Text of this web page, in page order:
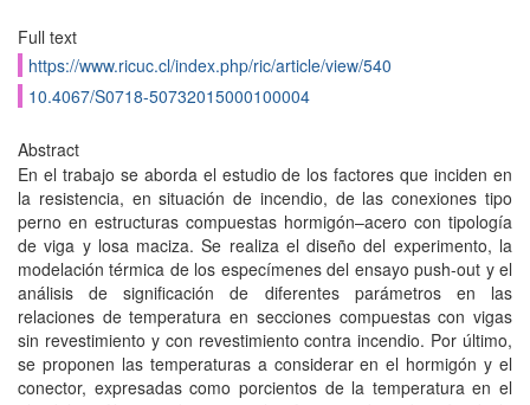
Full text
https://www.ricuc.cl/index.php/ric/article/view/540
10.4067/S0718-50732015000100004
Abstract
En el trabajo se aborda el estudio de los factores que inciden en
la resistencia, en situación de incendio, de las conexiones tipo
perno en estructuras compuestas hormigón–acero con tipología
de viga y losa maciza. Se realiza el diseño del experimento, la
modelación térmica de los especímenes del ensayo push-out y el
análisis de significación de diferentes parámetros en las
relaciones de temperatura en secciones compuestas con vigas
sin revestimiento y con revestimiento contra incendio. Por último,
se proponen las temperaturas a considerar en el hormigón y el
conector, expresadas como porcientos de la temperatura en el